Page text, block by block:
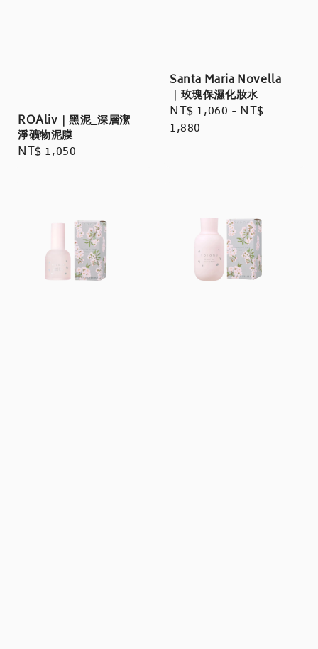
ROAliv｜黑泥_深層潔
淨礦物泥膜
Regular
NT$ 1,050
Santa Maria Novella
｜玫瑰保濕化妝水
Regular
price
NT$ 1,060 - NT$
1,880